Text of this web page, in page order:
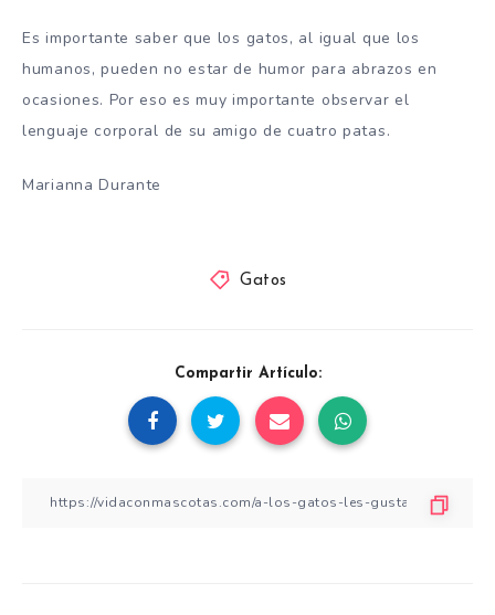
Es importante saber que los gatos, al igual que los
humanos, pueden no estar de humor para abrazos en
ocasiones. Por eso es muy importante observar el
lenguaje corporal de su amigo de cuatro patas.
Marianna Durante
Gatos
Compartir Artículo: